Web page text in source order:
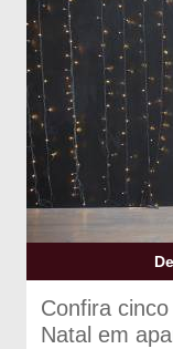
Confira
Natal em